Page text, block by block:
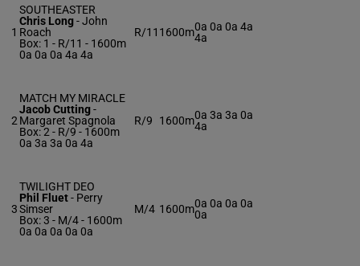
1
SOUTHEASTER
Chris Long-John
Roach
Box: 1 - R/11 - 1600m
0a 0a 0a 4a 4a
R/11 1600m0a 0a 0a 4a
4a
2
MATCH MY MIRACLE
Jacob Cutting-
Margaret Spagnola
Box: 2 - R/9 - 1600m
0a 3a 3a 0a 4a
R/9 1600m0a 3a 3a 0a
4a
3
TWILIGHT DEO
Phil Fluet- Perry
Simser
Box: 3 - M/4 - 1600m
0a 0a 0a 0a 0a
M/4 1600m0a 0a 0a 0a
0a